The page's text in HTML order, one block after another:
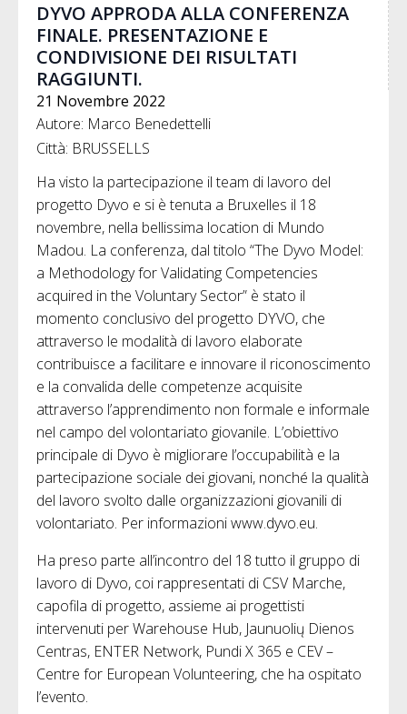
DYVO APPRODA ALLA CONFERENZA
FINALE. PRESENTAZIONE E
CONDIVISIONE DEI RISULTATI
RAGGIUNTI.
21 Novembre 2022
Autore: Marco Benedettelli
Città: BRUSSELLS
Ha visto la partecipazione il team di lavoro del
progetto Dyvo e si è tenuta a Bruxelles il 18
novembre, nella bellissima location di Mundo
Madou. La conferenza, dal titolo “The Dyvo Model:
a Methodology for Validating Competencies
acquired in the Voluntary Sector” è stato il
momento conclusivo del progetto DYVO, che
attraverso le modalità di lavoro elaborate
contribuisce a facilitare e innovare il riconoscimento
e la convalida delle competenze acquisite
attraverso l’apprendimento non formale e informale
nel campo del volontariato giovanile. L’obiettivo
principale di Dyvo è migliorare l’occupabilità e la
partecipazione sociale dei giovani, nonché la qualità
del lavoro svolto dalle organizzazioni giovanili di
volontariato. Per informazioni www.dyvo.eu.
Ha preso parte all’incontro del 18 tutto il gruppo di
lavoro di Dyvo, coi rappresentati di CSV Marche,
capofila di progetto, assieme ai progettisti
intervenuti per Warehouse Hub, Jaunuolių Dienos
Centras, ENTER Network, Pundi X 365 e CEV –
Centre for European Volunteering, che ha ospitato
l’evento.